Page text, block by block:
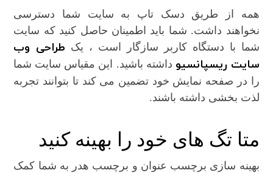
همه از طریق دسک تاپ به سایت شما دسترسی
نخواهند داشت. شما باید اطمینان حاصل کنید که سایت
شما با دستگاه کاربر سازگار است ، یک طراحی وب
سایت ریسپانسیو داشته باشید. این مقیاس سایت شما
را در صفحه نمایش خود تضمین می کند تا بتوانند تجربه
لذت بخشی داشته باشند.
متا تگ های خود را بهینه کنید
بهینه سازی برچسب عنوان و برچسب هدر به شما کمک